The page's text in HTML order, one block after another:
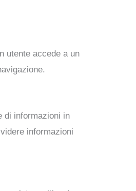
utente accede a un
di informazioni in
informazioni